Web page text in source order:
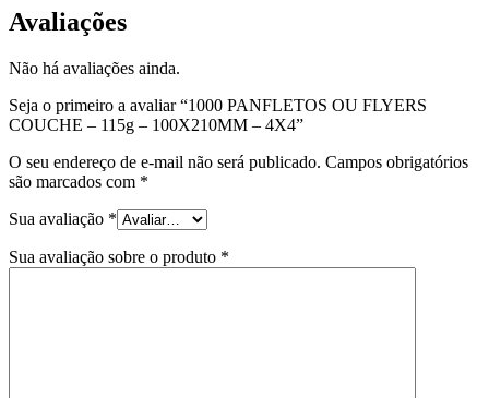
Avaliações
Não há avaliações ainda.
Seja o primeiro a avaliar “1000 PANFLETOS OU FLYERS
COUCHE – 115g – 100X210MM – 4X4”
O seu endereço de e-mail não será publicado. Campos obrigatórios
são marcados com *
Sua avaliação *
Sua avaliação sobre o produto *